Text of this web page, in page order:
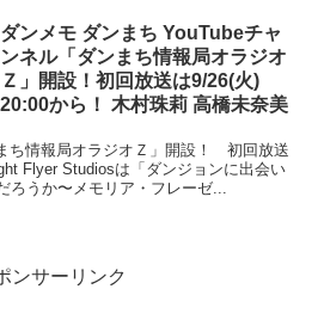
ダンメモ ダンまち YouTubeチャ
ンネル「ダンまち情報局オラジオ
Ｚ」開設！初回放送は9/26(火)
20:00から！ 木村珠莉 高橋未奈美
ち情報局オラジオＺ」開設！ 初回放送
ろうか〜メモリア・フレーゼ...
ンサーリンク